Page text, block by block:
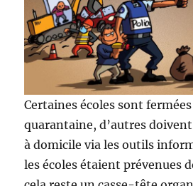
Certaines écoles sont
quarantaine, d’autres
à domicile via les outils
les écoles étaient prévenues